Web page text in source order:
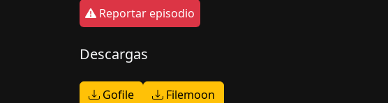
Reportar episodio
Descargas
Gofile Filemoon